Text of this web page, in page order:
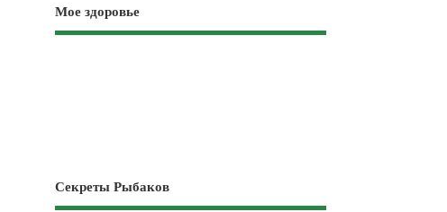
Мое здоровье
Секреты Рыбаков